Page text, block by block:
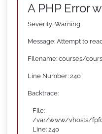
A PHP Error
Severity: Warning
Message: Attempt to
Filename: courses/
Line Number: 240
Backtrace:
File:
/var/www/vhosts/
Line: 240